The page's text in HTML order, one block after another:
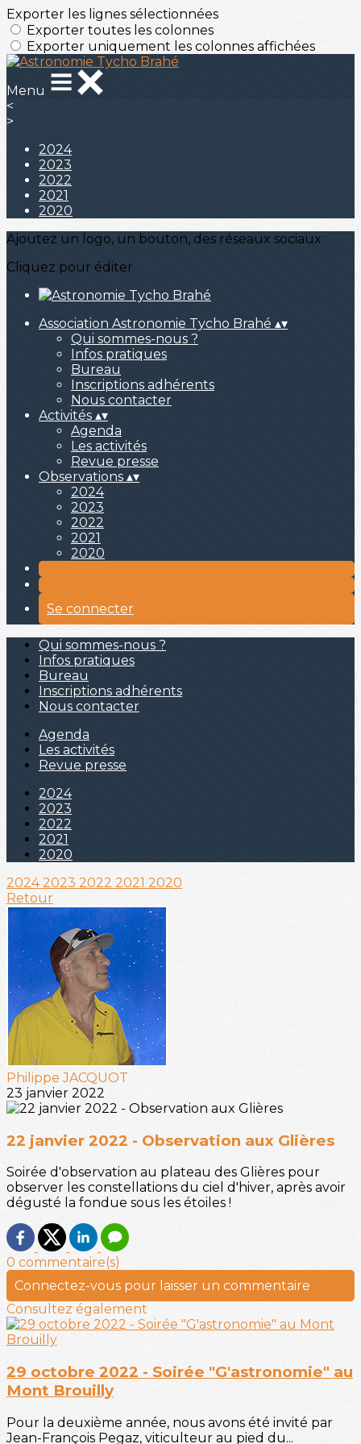
Exporter les lignes sélectionnées
Exporter toutes les colonnes
Exporter uniquement les colonnes affichées
Menu
<
>
2024
2023
2022
2021
2020
Ajoutez un logo, un bouton, des réseaux sociaux
Cliquez pour éditer
Association Astronomie Tycho Brahé ▴▾
Qui sommes-nous ?
Infos pratiques
Bureau
Inscriptions adhérents
Nous contacter
Activités ▴▾
Agenda
Les activités
Revue presse
Observations ▴▾
2024
2023
2022
2021
2020
Se connecter
Qui sommes-nous ?
Infos pratiques
Bureau
Inscriptions adhérents
Nous contacter
Agenda
Les activités
Revue presse
2024
2023
2022
2021
2020
20242023 2022 2021 2020
Retour
Philippe JACQUOT
23 janvier 2022
22 janvier 2022 - Observation aux Glières
Soirée d'observation au plateau des Glières pour
observer les constellations du ciel d'hiver, après avoir
dégusté la fondue sous les étoiles !
0 commentaire(s)
Connectez-vous pour laisser un commentaire
Consultez également
29 octobre 2022 - Soirée "G'astronomie" au
Mont Brouilly
Pour la deuxième année, nous avons été invité par
Jean-François Pegaz, viticulteur au pied du...